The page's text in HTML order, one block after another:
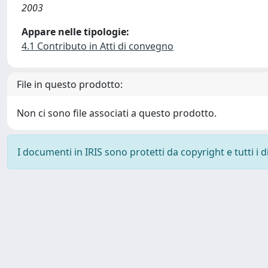
2003
Appare nelle tipologie:
4.1 Contributo in Atti di convegno
File in questo prodotto:
Non ci sono file associati a questo prodotto.
I documenti in IRIS sono protetti da copyright e tutti i